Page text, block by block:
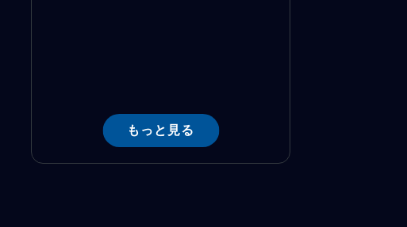
もっと見る